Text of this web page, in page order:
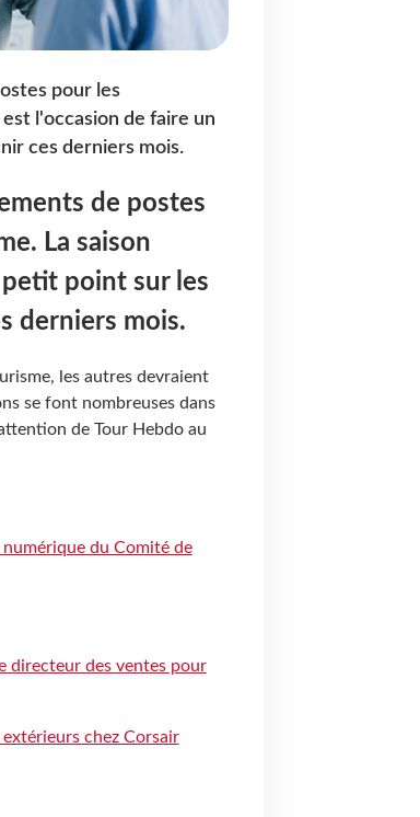
pour les
l'occasion de faire un
ces derniers mois.
de postes
La saison
point sur les
derniers mois.
les autres devraient
se font nombreuses dans
de Tour Hebdo au
du Comité de
directeur des ventes pour
chez Corsair